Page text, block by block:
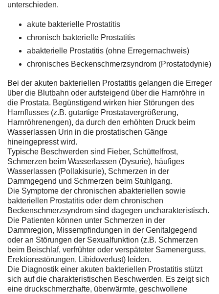
unterschieden.
akute bakterielle Prostatitis
chronisch bakterielle Prostatitis
abakterielle Prostatitis (ohne Erregernachweis)
chronisches Beckenschmerzsyndrom (Prostatodynie)
Bei der akuten bakteriellen Prostatitis gelangen die Erreger
über die Blutbahn oder aufsteigend über die Harnröhre in
die Prostata. Begünstigend wirken hier Störungen des
Harnflusses (z.B. gutartige Prostatavergrößerung,
Harnröhrenengen), da durch den erhöhten Druck beim
Wasserlassen Urin in die prostatischen Gänge
hineingepresst wird.
Typische Beschwerden sind Fieber, Schüttelfrost,
Schmerzen beim Wasserlassen (Dysurie), häufiges
Wasserlassen (Pollakisurie), Schmerzen in der
Dammgegend und Schmerzen beim Stuhlgang.
Die Symptome der chronischen abakteriellen sowie
bakteriellen Prostatitis oder dem chronischen
Beckenschmerzsyndrom sind dagegen uncharakteristisch.
Die Patienten können unter Schmerzen in der
Dammregion, Missempfindungen in der Genitalgegend
oder an Störungen der Sexualfunktion (z.B. Schmerzen
beim Beischlaf, verfrühter oder verspäteter Samenerguss,
Erektionsstörungen, Libidoverlust) leiden.
Die Diagnostik einer akuten bakteriellen Prostatitis stützt
sich auf die charakteristischen Beschwerden. Es zeigt sich
eine druckschmerzhafte, überwärmte, geschwollene